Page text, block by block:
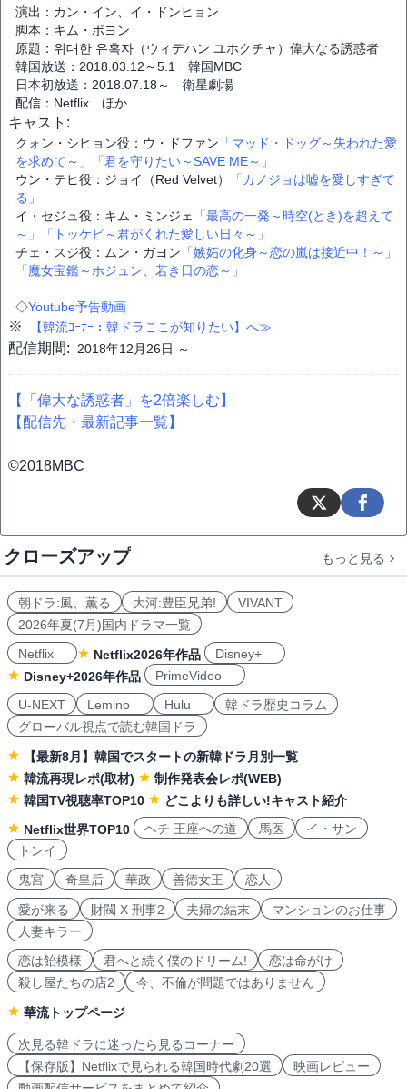
演出：カン・イン、イ・ドンヒョン
脚本：キム・ボヨン
原題：위대한 유혹자（ウィデハン ユホクチャ）偉大なる誘惑者
韓国放送：2018.03.12～5.1 韓国MBC
日本初放送：2018.07.18～ 衛星劇場
配信：Netflix ほか
キャスト:
クォン・シヒョン役：ウ・ドファン 「マッド・ドッグ～失われた愛
を求めて～」
「君を守りたい～SAVE ME～」
ウン・テヒ役：ジョイ（Red Velvet）
「カノジョは嘘を愛しすぎて
る」
イ・セジュ役：キム・ミンジェ
「最高の一発～時空(とき)を超えて
～」
「トッケビ～君がくれた愛しい日々～」
チェ・スジ役：ムン・ガヨン 「嫉妬の化身～恋の嵐は接近中！～」
「魔女宝鑑～ホジュン、若き日の恋～」
◇Youtube予告動画
※ 【韓流ｺｰﾅｰ：韓ドラここが知りたい】へ≫
配信期間: 2018年12月26日 ～
【「偉大な誘惑者」を2倍楽しむ】
【配信先・最新記事一覧】
©2018MBC
クローズアップ もっと見る
朝ドラ:風、薫る 大河:豊臣兄弟!
VIVANT
2026年夏(7月)国内ドラマ一覧
Netflix
Netflix2026年作品
Disney+
Disney+2026年作品
PrimeVideo
U-NEXT
Lemino Hulu
韓ドラ歴史コラム
グローバル視点で読む韓国ドラ
【最新8月】韓国でスタートの新韓ドラ月別一覧
韓流再現レポ(取材)
制作発表会レポ(WEB)
韓国TV視聴率TOP10
どこよりも詳しい!キャスト紹介
Netflix世界TOP10
ヘチ 王座への道 馬医
イ・サン
トンイ
鬼宮
奇皇后 華政 善徳女王 恋人
愛が来る 財閥 X 刑事2 夫婦の結末
マンションのお仕事
人妻キラー
恋は飴模様
君へと続く僕のドリーム!
恋は命がけ
殺し屋たちの店2
今、不倫が問題ではありません
華流トップページ
次見る韓ドラに迷ったら見るコーナー
【保存版】Netflixで見られる韓国時代劇20選
映画レビュー